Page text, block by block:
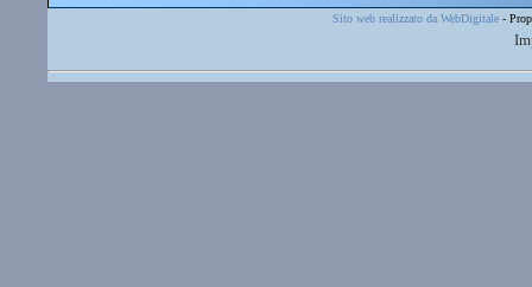
Sito web realizzato da WebDigitale -